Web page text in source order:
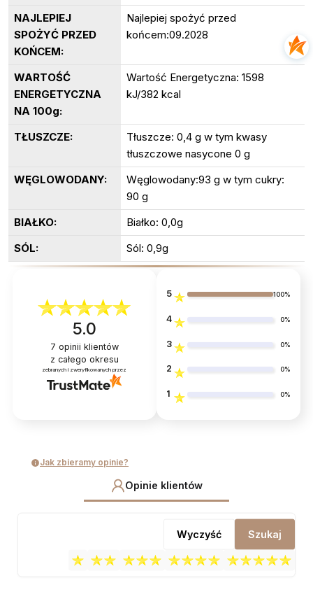
NAJLEPIEJ
SPOŻYĆ PRZED
KOŃCEM:
Najlepiej spożyć przed
końcem:09.2028
WARTOŚĆ
ENERGETYCZNA
NA 100g:
Wartość Energetyczna: 1598
kJ/382 kcal
TŁUSZCZE:
Tłuszcze: 0,4 g w tym kwasy
tłuszczowe nasycone 0 g
WĘGLOWODANY:
Węglowodany:93 g w tym cukry:
90 g
BIAŁKO:
Białko: 0,0g
SÓL:
Sól: 0,9g
5.0
7 opinii klientów
z całego okresu
zebranych i zweryfikowanych przez
5 100%
4 0%
3 0%
2 0%
1 0%
Jak zbieramy opinie?
Opinie klientów
Wyczyść Szukaj